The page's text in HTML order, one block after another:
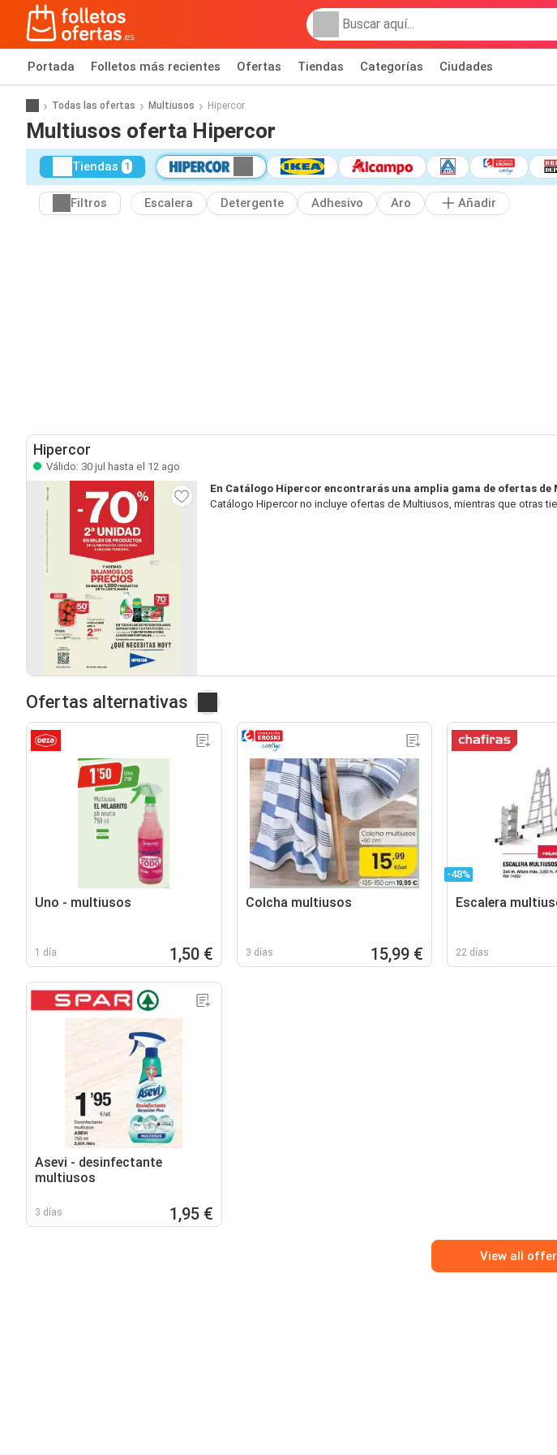
Portada Folletos más recientes Ofertas Tiendas Categorías Ciudades
Todas las ofertas Multiusos Hipercor
Multiusos oferta Hipercor
Tiendas 1
Filtros Escalera Detergente Adhesivo Aro Añadir
Hipercor
Válido: 30 jul hasta el 12 ago
En Catálogo Hipercor encontrarás una amplia gama de ofertas de
Catálogo Hipercor no incluye ofertas de Multiusos, mientras que otras
Ofertas alternativas
Uno - multiusos
1 día 1,50 €
Colcha multiusos
3 días 15,99 €
-48%
Escalera
22 días
Asevi - desinfectante
multiusos
3 días 1,95 €
View all